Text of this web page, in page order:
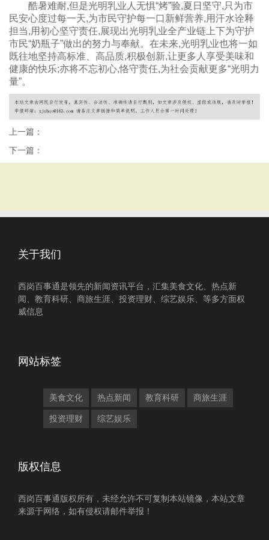
酷暑难耐,但是光明乳业人无惧“烤”验,夏日坚守,只为市
民安心度过每一天,为市民守护每一口新鲜营养,用汗水诠释
担当,用初心坚守责任,展现出光明乳业全产业链上下为守护
市民“奶瓶子”做出的努力与奉献。在未来,光明乳业也将一如
既往地坚持高标准、高品质,积极创新,让更多人享受美味和
健康的快乐;亦将不忘初心,恪守责任,为社会贡献更多“光明力
量”。
上一篇：
下一篇：
关于我们
西岗百事通是领先的新闻资讯平台，汇集美食文化、热点新
闻、教育科研、商旅生涯、投资理财、综艺娱乐、等多方面权
威信息
网站标签
美食文化 热点新闻 教育科研 商旅生涯
投资理财 综艺娱乐
版权信息
西岗百事通版权所有，未经允许不可复制本站镜像，本站文章
来源于网络，如有侵权请邮件举报！